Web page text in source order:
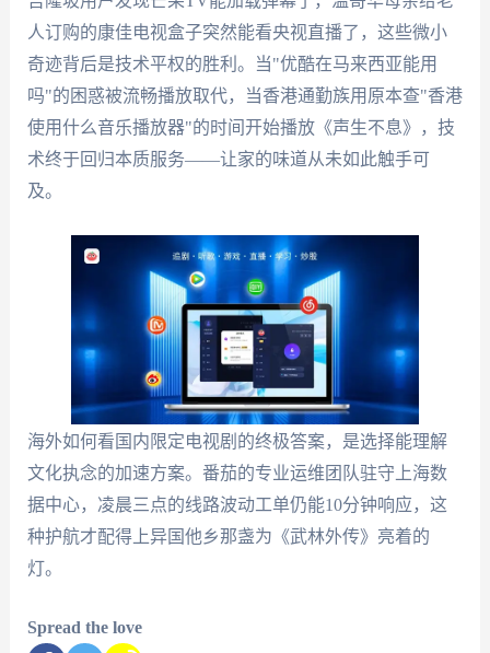
人订购的康佳电视盒子突然能看央视直播了，这些微小
奇迹背后是技术平权的胜利。当"优酷在马来西亚能用
吗"的困惑被流畅播放取代，当香港通勤族用原本查"香港
使用什么音乐播放器"的时间开始播放《声生不息》，技
术终于回归本质服务——让家的味道从未如此触手可
及。
海外如何看国内限定电视剧的终极答案，是选择能理解
文化执念的加速方案。番茄的专业运维团队驻守上海数
据中心，凌晨三点的线路波动工单仍能10分钟响应，这
种护航才配得上异国他乡那盏为《武林外传》亮着的
灯。
Spread the love